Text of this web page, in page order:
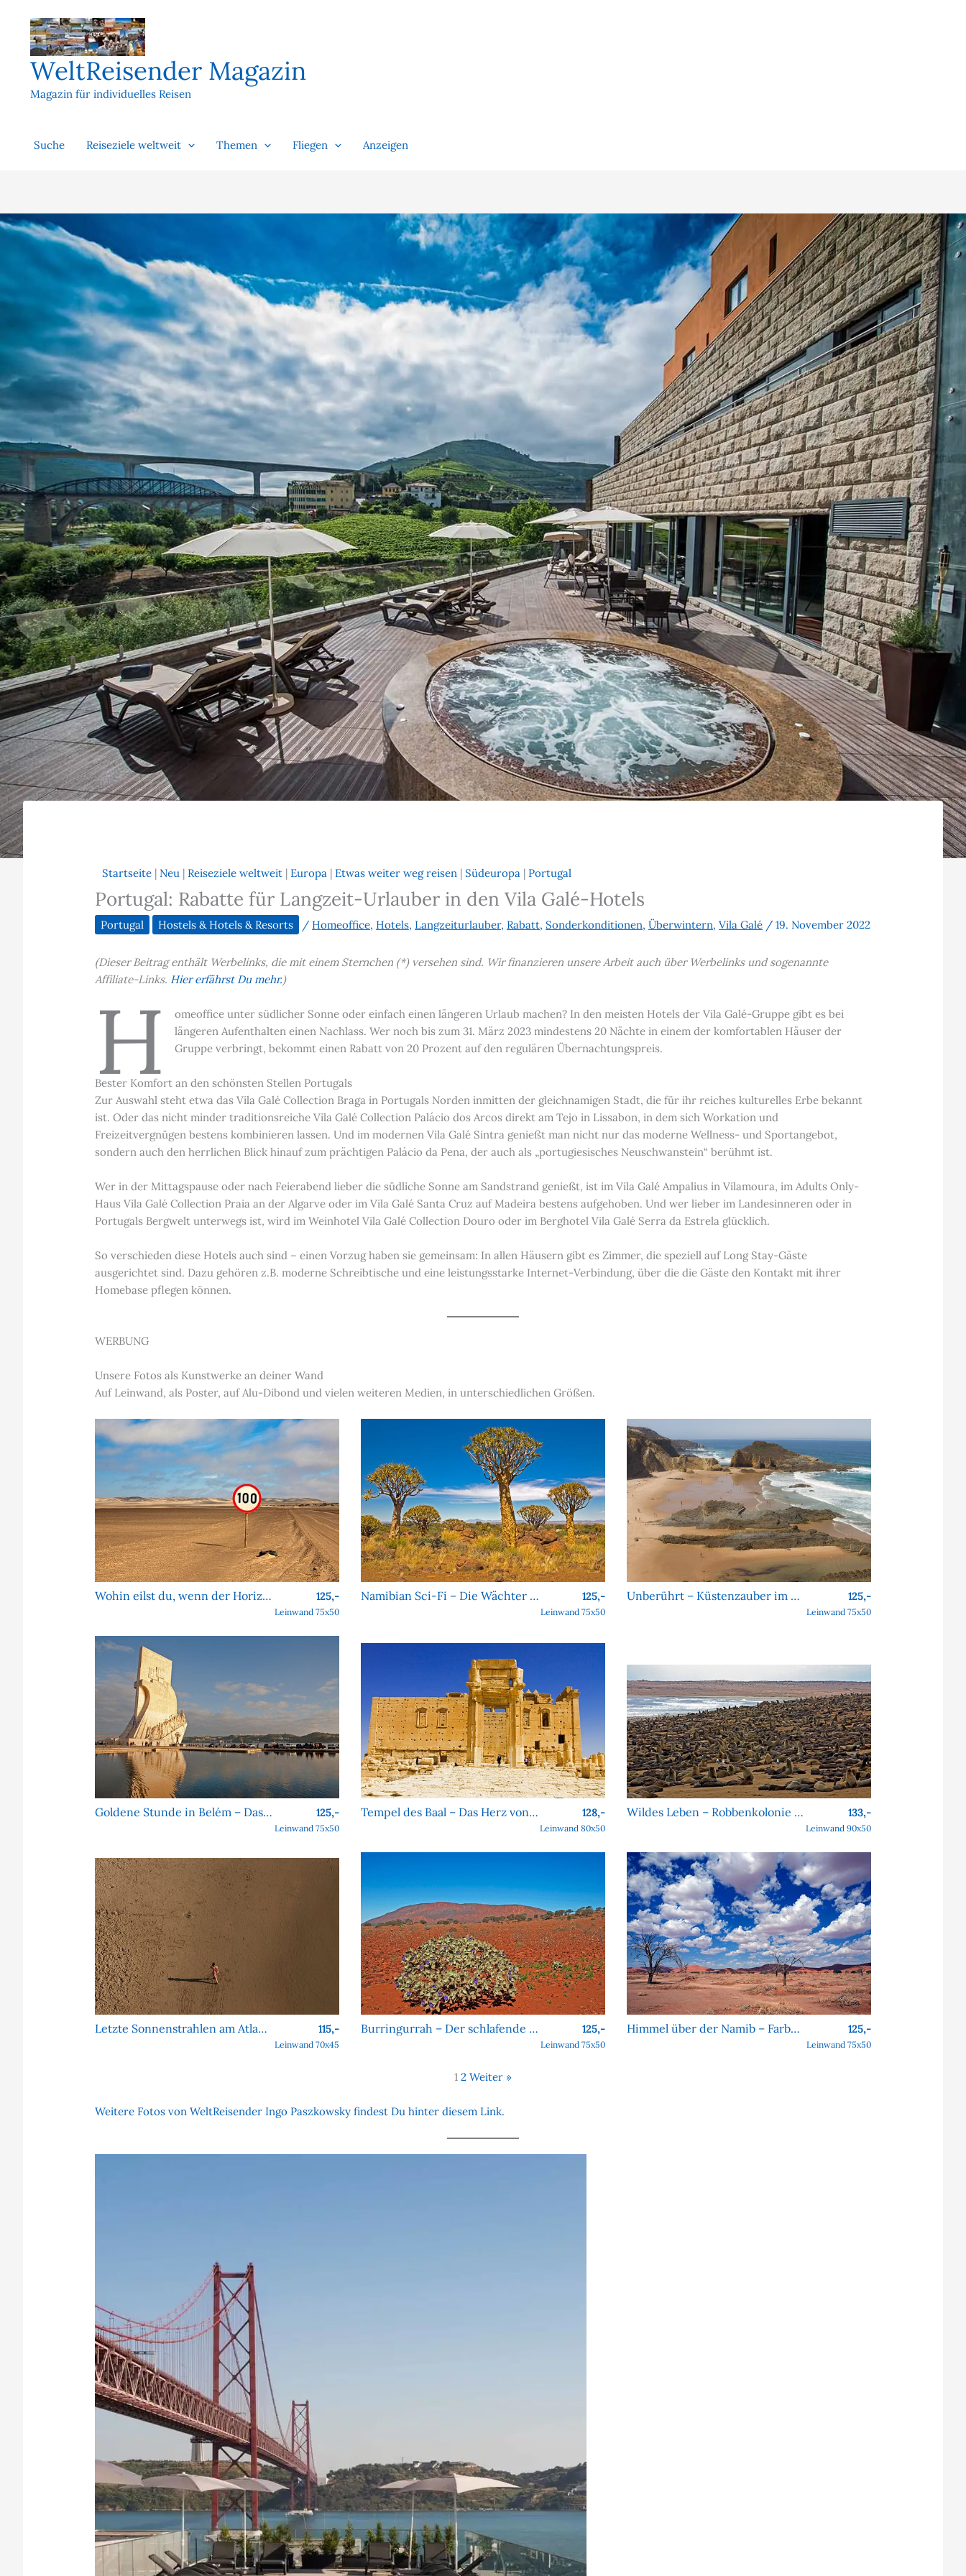
springen
WeltReisender Magazin
Magazin für individuelles Reisen
Suche Reiseziele weltweit Themen Fliegen Anzeigen
Startseite | Neu | Reiseziele weltweit | Europa | Etwas weiter weg reisen |Südeuropa | Portugal
Portugal: Rabatte für Langzeit-Urlauber in den Vila Galé-Hotels
Portugal Hostels & Hotels & Resorts / Homeoffice, Hotels, Langzeiturlauber, Rabatt,Sonderkonditionen,Überwintern,Vila Galé /19. November 2022
(Dieser Beitrag enthält Werbelinks, die mit einem Sternchen (*) versehen sind. Wir finanzieren unsere Arbeit auch über Werbelinks und sogenannte
Affiliate-Links. Hier erfährst Du mehr.)
H
omeoffice unter südlicher Sonne oder einfach einen längeren Urlaub machen? In den meisten Hotels der Vila Galé-Gruppe gibt es bei
längeren Aufenthalten einen Nachlass. Wer noch bis zum 31. März 2023 mindestens 20 Nächte in einem der komfortablen Häuser der
Gruppe verbringt, bekommt einen Rabatt von 20 Prozent auf den regulären Übernachtungspreis.
Bester Komfort an den schönsten Stellen Portugals
Zur Auswahl steht etwa das Vila Galé Collection Braga in Portugals Norden inmitten der gleichnamigen Stadt, die für ihr reiches kulturelles Erbe bekannt
ist. Oder das nicht minder traditionsreiche Vila Galé Collection Palácio dos Arcos direkt am Tejo in Lissabon, in dem sich Workation und
Freizeitvergnügen bestens kombinieren lassen. Und im modernen Vila Galé Sintra genießt man nicht nur das moderne Wellness- und Sportangebot,
sondern auch den herrlichen Blick hinauf zum prächtigen Palácio da Pena, der auch als „portugiesisches Neuschwanstein“ berühmt ist.
Wer in der Mittagspause oder nach Feierabend lieber die südliche Sonne am Sandstrand genießt, ist im Vila Galé Ampalius in Vilamoura, im Adults Only-
Haus Vila Galé Collection Praia an der Algarve oder im Vila Galé Santa Cruz auf Madeira bestens aufgehoben. Und wer lieber im Landesinneren oder in
Portugals Bergwelt unterwegs ist, wird im Weinhotel Vila Galé Collection Douro oder im Berghotel Vila Galé Serra da Estrela glücklich.
So verschieden diese Hotels auch sind – einen Vorzug haben sie gemeinsam: In allen Häusern gibt es Zimmer, die speziell auf Long Stay-Gäste
ausgerichtet sind. Dazu gehören z.B. moderne Schreibtische und eine leistungsstarke Internet-Verbindung, über die die Gäste den Kontakt mit ihrer
Homebase pflegen können.
WERBUNG
Unsere Fotos als Kunstwerke an deiner Wand
Auf Leinwand, als Poster, auf Alu-Dibond und vielen weiteren Medien, in unterschiedlichen Größen.
Wohin eilst du, wenn der Horizont sich nie nähert? 125,-
Leinwand 75x50
Namibian Sci-Fi – Die Wächter von Köcher Prime 125,-
Leinwand 75x50
Unberührt – Küstenzauber im Alentejo 125,-
Leinwand 75x50
Goldene Stunde in Belém – Das Denkmal der Entdeckungen 125,-
Leinwand 75x50
Tempel des Baal – Das Herz von Palmyra 128,-
Leinwand 80x50
Wildes Leben – Robbenkolonie am Cape Cross 133,-
Leinwand 90x50
Letzte Sonnenstrahlen am Atlantik 115,-
Leinwand 70x45
Burringurrah – Der schlafende Riese des Outbacks 125,-
Leinwand 75x50
Himmel über der Namib – Farben, Formen, Faszination 125,-
Leinwand 75x50
1 2 Weiter »
Weitere Fotos von WeltReisender Ingo Paszkowsky findest Du hinter diesem Link.